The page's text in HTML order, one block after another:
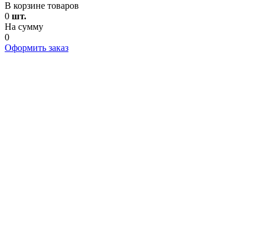
В корзине товаров
0 шт.
На сумму
0
Оформить заказ